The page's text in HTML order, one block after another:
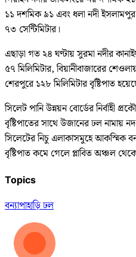
১১ দশমিক ৯১ এবং ধলা নদী
৭৩ সেন্টিমিটার।
এছাড়া গত ২৪ ঘণ্টায় সুরমা নদীর
৫৭ মিলিমিটার, বিয়ানীবাজারের
শেরপুরে ১২৮ মিলিমিটার বৃষ্টিপাত
সিলেট পানি উন্নয়ন বোর্ডের নির্বাহী
বৃষ্টিপাতের সাথে উজানের ঢল নামায়
সিলেটের নিচু এলাকাসমুহে আকস্মিক
বৃষ্টিপাত কমে গেলে প্লাবিত অঞ্চল
Topics
বন্যাপাহাড়ি ঢল